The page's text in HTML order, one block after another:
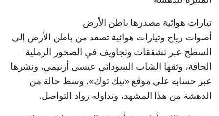
تيارات هوائية مصدرها باطن الأرض
أصوات رياح وتيارات هوائية تصعد من باطن الأرض إلى
السطح عبر تشققات وتجاويف في الصخور الرملية
الجافة، وثقها الشاب السوداني عيسى أرنيمي، ونشرها
عبر حسابه على موقع «تيك توك»، وسط حالة من
الدهشة من هذا المشهد، وتداوله رواد التواصل.